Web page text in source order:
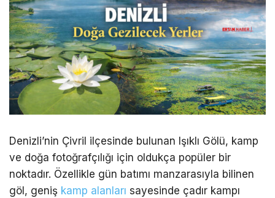
Denizli’nin Çivril ilçesinde bulunan Işıklı Gölü, kamp
ve doğa fotoğrafçılığı için oldukça popüler bir
noktadır. Özellikle gün batımı manzarasıyla bilinen
göl, geniş kamp alanları sayesinde çadır kampı